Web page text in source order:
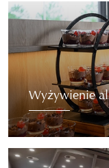
Wyżywienie